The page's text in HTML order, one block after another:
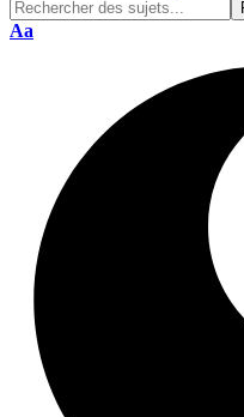
Réinitialisation
Aa